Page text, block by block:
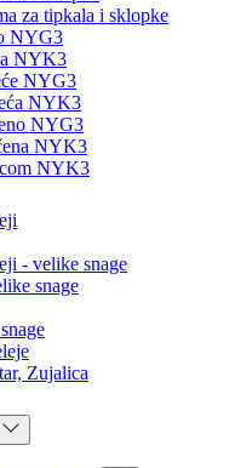
za tipkala i sklopke
NYG3
NYK3
NYG3
NYK3
NYG3
NYK3
NYK3
- velike snage
snage
Zujalica